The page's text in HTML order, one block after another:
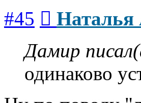
#45
Наталья
Дамир
одинаково